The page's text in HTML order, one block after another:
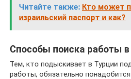
Читайте также: Кто может
израильский паспорт и как?
Способы поиска работы в
Тем, кто подыскивает в Турции
работы, обязательно